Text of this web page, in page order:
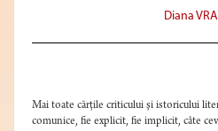
Diana
Mai toate cărţile criticului şi istoricului
comunice, fie explicit, fie implicit, câte